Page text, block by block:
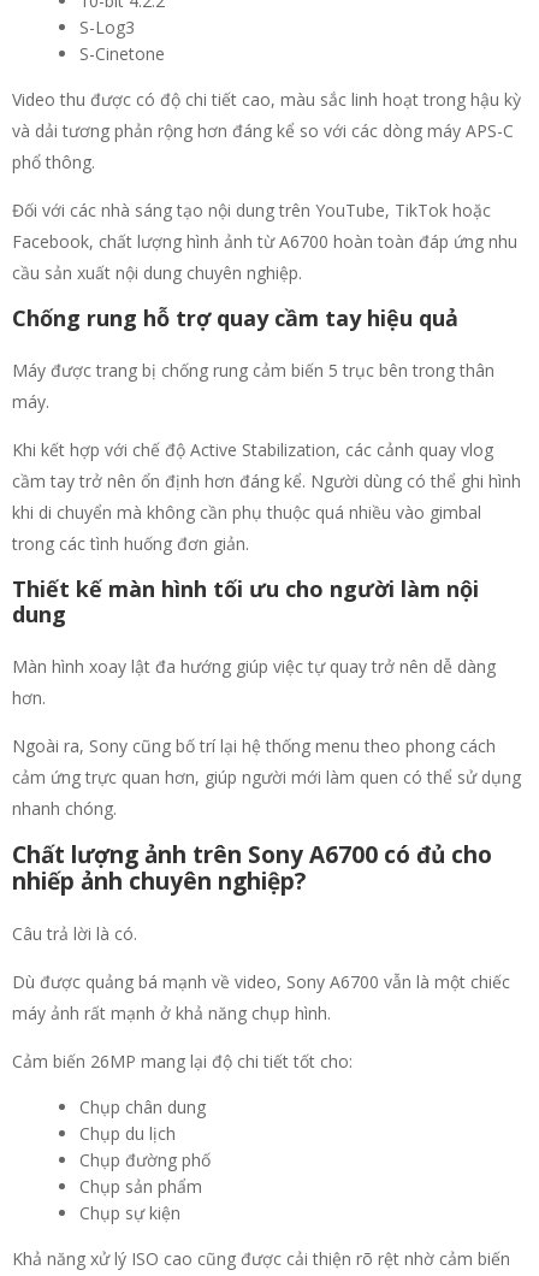
S-Log3
S-Cinetone
Video thu được có độ chi tiết cao, màu sắc linh hoạt trong hậu kỳ
và dải tương phản rộng hơn đáng kể so với các dòng máy APS-C
phổ thông.
Đối với các nhà sáng tạo nội dung trên YouTube, TikTok hoặc
Facebook, chất lượng hình ảnh từ A6700 hoàn toàn đáp ứng nhu
cầu sản xuất nội dung chuyên nghiệp.
Chống rung hỗ trợ quay cầm tay hiệu quả
Máy được trang bị chống rung cảm biến 5 trục bên trong thân
máy.
Khi kết hợp với chế độ Active Stabilization, các cảnh quay vlog
cầm tay trở nên ổn định hơn đáng kể. Người dùng có thể ghi hình
khi di chuyển mà không cần phụ thuộc quá nhiều vào gimbal
trong các tình huống đơn giản.
Thiết kế màn hình tối ưu cho người làm nội
dung
Màn hình xoay lật đa hướng giúp việc tự quay trở nên dễ dàng
hơn.
Ngoài ra, Sony cũng bố trí lại hệ thống menu theo phong cách
cảm ứng trực quan hơn, giúp người mới làm quen có thể sử dụng
nhanh chóng.
Chất lượng ảnh trên Sony A6700 có đủ cho
nhiếp ảnh chuyên nghiệp?
Câu trả lời là có.
Dù được quảng bá mạnh về video, Sony A6700 vẫn là một chiếc
máy ảnh rất mạnh ở khả năng chụp hình.
Cảm biến 26MP mang lại độ chi tiết tốt cho:
Chụp chân dung
Chụp du lịch
Chụp đường phố
Chụp sản phẩm
Chụp sự kiện
Khả năng xử lý ISO cao cũng được cải thiện rõ rệt nhờ cảm biến